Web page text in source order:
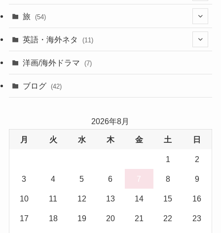
旅 (54)
(43)
(6)
(5)
英語・海外ネタ (11)
洋画/海外ドラマ (7)
ブログ (42)
2026年8月
月 火 水 木 金 土 日
1 2
3 4 5 6 7 8 9
10 11 12 13 14 15 16
17 18 19 20 21 22 23